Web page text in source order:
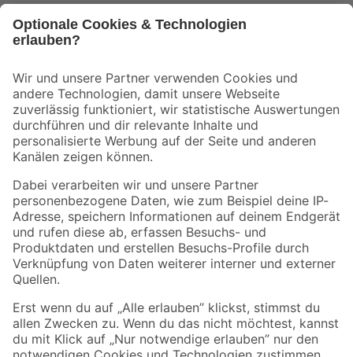
Der toom Newsletter: Keine Angebote und Aktionen mehr verpassen!
Zur Newsletter Anmeldung
Folge uns
Zahlungsarten Versandarten
Sicher einkaufen
Jetzt die toom-App herunterladen